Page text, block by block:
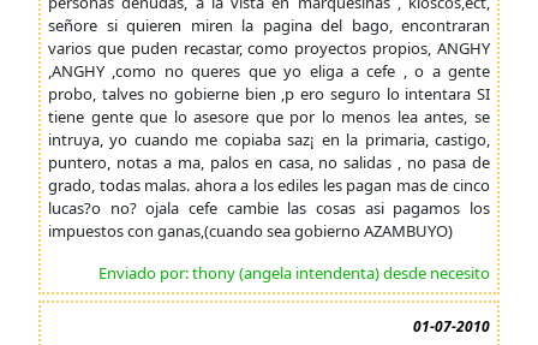
señore si quieren miren la pagina del bago, encontraran
varios que puden recastar, como proyectos propios, ANGHY
,ANGHY ,como no queres que yo eliga a cefe , o a gente
probo, talves no gobierne bien ,p ero seguro lo intentara SI
tiene gente que lo asesore que por lo menos lea antes, se
intruya, yo cuando me copiaba saz¡ en la primaria, castigo,
puntero, notas a ma, palos en casa, no salidas , no pasa de
grado, todas malas. ahora a los ediles les pagan mas de cinco
lucas?o no? ojala cefe cambie las cosas asi pagamos los
impuestos con ganas,(cuando sea gobierno AZAMBUYO)
Enviado por: thony (angela intendenta) desde necesito
01-07-2010